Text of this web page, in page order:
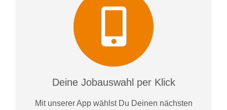
Deine Jobauswahl per Klick
Mit unserer App wählst Du Deinen nächsten